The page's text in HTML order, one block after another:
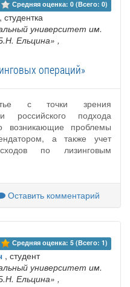
Средняя оценка: 0 (Всего: 0)
, студентка
университет им.
Ельцина» ,
операций»
с точки зрения
российского подхода
возникающие проблемы
а также учет
по лизинговым
Оставить комментарий
Средняя оценка: 5 (Всего: 1)
, студент
университет им.
Ельцина» ,